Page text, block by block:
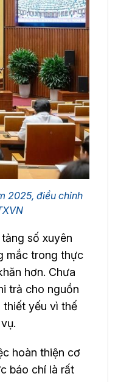
2025, điều chỉnh
số xuyên
mắc trong thực
hơn. Chưa
trả cho nguồn
thiết yếu vì thế
hoàn thiện cơ
báo chí là rất